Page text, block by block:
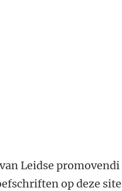
Leidse promovendi
op deze site